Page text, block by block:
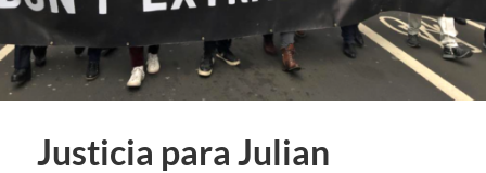
Justicia para Julian